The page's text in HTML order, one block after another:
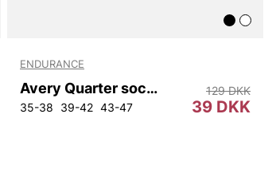
ENDURANCE
Avery Quarter sock 3-pack
35-38 39-42 43-47 39 DKK
129 DKK